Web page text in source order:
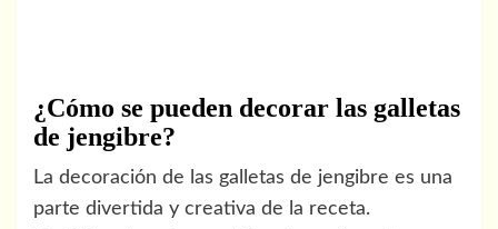
¿Cómo se pueden decorar las galletas
de jengibre?
La decoración de las galletas de jengibre es una
parte divertida y creativa de la receta.